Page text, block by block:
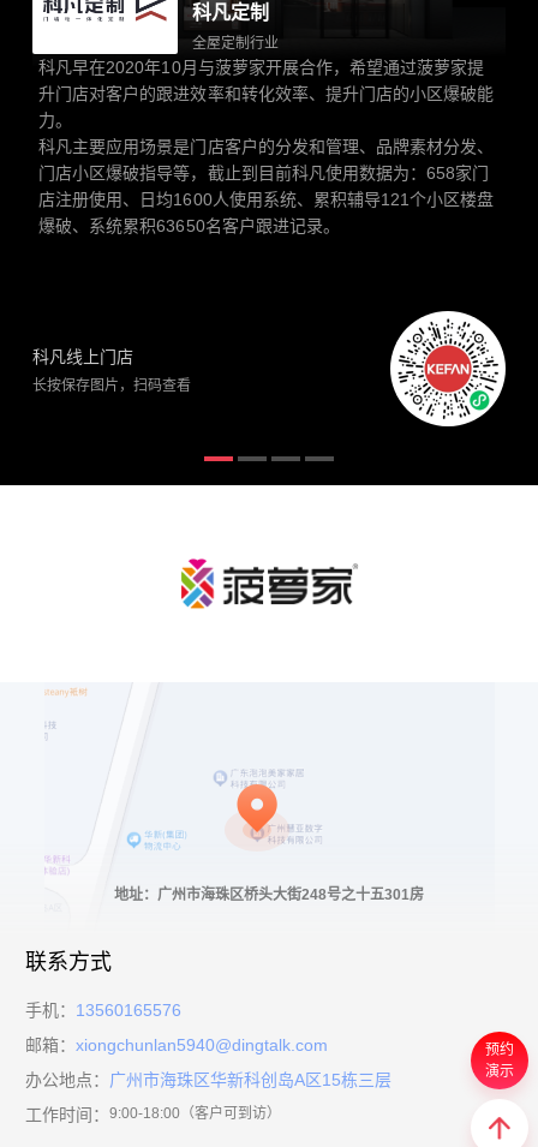
科凡定制
全屋定制行业
科凡早在2020年10月与菠萝家开展合作，希望通过菠萝家提
升门店对客户的跟进效率和转化效率、提升门店的小区爆破能
力。
科凡主要应用场景是门店客户的分发和管理、品牌素材分发、
门店小区爆破指导等，截止到目前科凡使用数据为：658家门
店注册使用、日均1600人使用系统、累积辅导121个小区楼盘
爆破、系统累积63650名客户跟进记录。
科凡线上门店
长按保存图片，扫码查看
地址：广州市海珠区桥头大街248号之十五301房
预约
演示
联系方式
手机： 13560165576
邮箱： xiongchunlan5940@dingtalk.com
办公地点： 广州市海珠区华新科创岛A区15栋三层
工作时间： 9:00-18:00（客户可到访）